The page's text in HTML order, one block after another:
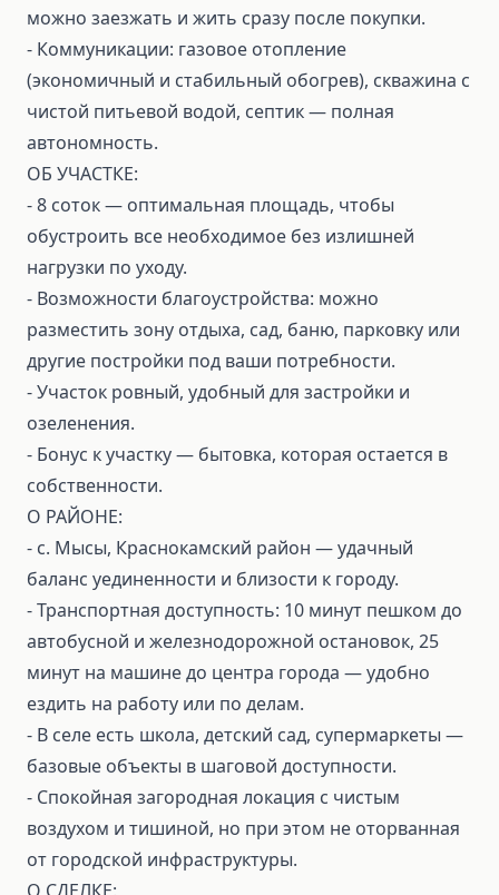
можно заезжать и жить сразу после покупки.
- Коммуникации: газовое отопление
(экономичный и стабильный обогрев), скважина с
чистой питьевой водой, септик — полная
автономность.
ОБ УЧАСТКЕ:
- 8 соток — оптимальная площадь, чтобы
обустроить все необходимое без излишней
нагрузки по уходу.
- Возможности благоустройства: можно
разместить зону отдыха, сад, баню, парковку или
другие постройки под ваши потребности.
- Участок ровный, удобный для застройки и
озеленения.
- Бонус к участку — бытовка, которая остается в
собственности.
О РАЙОНЕ:
- с. Мысы, Краснокамский район — удачный
баланс уединенности и близости к городу.
- Транспортная доступность: 10 минут пешком до
автобусной и железнодорожной остановок, 25
минут на машине до центра города — удобно
ездить на работу или по делам.
- В селе есть школа, детский сад, супермаркеты —
базовые объекты в шаговой доступности.
- Спокойная загородная локация с чистым
воздухом и тишиной, но при этом не оторванная
от городской инфраструктуры.